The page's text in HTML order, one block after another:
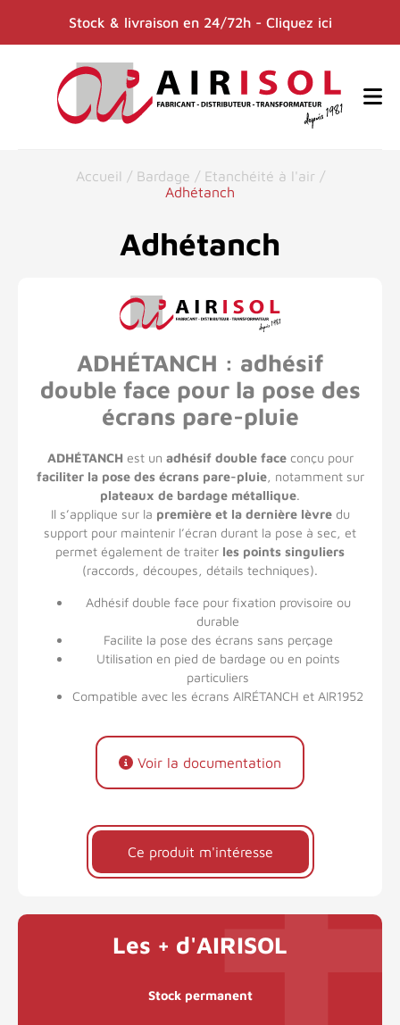
Stock & livraison en 24/72h - Cliquez ici
Accueil / Bardage / Etanchéité à l'air /
Adhétanch
Adhétanch
ADHÉTANCH : adhésif
double face pour la pose des
écrans pare-pluie
ADHÉTANCHest un adhésif double faceconçu pour
faciliter la pose des écrans pare-pluie, notamment sur
plateaux de bardage métallique.
Il s’applique sur la première et la dernière lèvredu
support pour maintenir l’écran durant la pose à sec, et
permet également de traiter les points singuliers
(raccords, découpes, détails techniques).
Adhésif double face pour fixation provisoire ou
durable
Facilite la pose des écrans sans perçage
Utilisation en pied de bardage ou en points
particuliers
Compatible avec les écrans AIRÉTANCH et AIR1952
Voir la documentation
Ce produit m'intéresse
Les + d'AIRISOL
Stock permanent